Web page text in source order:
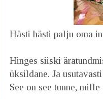
Hästi hästi palju oma
Hinges siiski
üksildane. Ja
See on see tunne,